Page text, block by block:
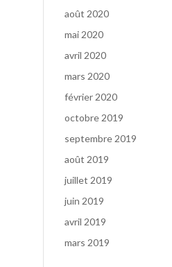
août 2020
mai 2020
avril 2020
mars 2020
février 2020
octobre 2019
septembre 2019
août 2019
juillet 2019
juin 2019
avril 2019
mars 2019